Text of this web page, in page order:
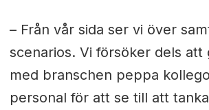
– Från vår sida ser vi över
scenarios. Vi försöker dels att
med branschen peppa
personal för att se till att